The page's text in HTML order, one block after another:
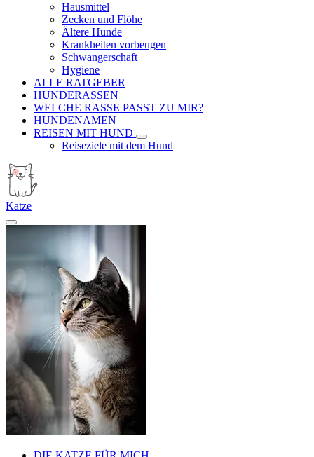
Hausmittel
Zecken und Flöhe
Ältere Hunde
Krankheiten vorbeugen
Schwangerschaft
Hygiene
ALLE RATGEBER
HUNDERASSEN
WELCHE RASSE PASST ZU MIR?
HUNDENAMEN
REISEN MIT HUND
Reiseziele mit dem Hund
Katze